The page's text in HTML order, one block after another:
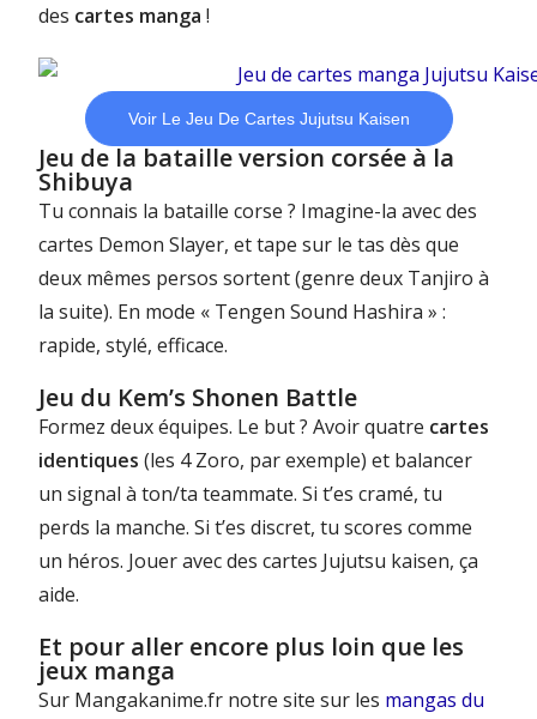
des cartes manga !
Voir Le Jeu De Cartes Jujutsu Kaisen
Jeu de la bataille version corsée à la
Shibuya
Tu connais la bataille corse ? Imagine-la avec des
cartes Demon Slayer, et tape sur le tas dès que
deux mêmes persos sortent (genre deux Tanjiro à
la suite). En mode « Tengen Sound Hashira » :
rapide, stylé, efficace.
Jeu du Kem’s Shonen Battle
Formez deux équipes. Le but ? Avoir quatre cartes
identiques (les 4 Zoro, par exemple) et balancer
un signal à ton/ta teammate. Si t’es cramé, tu
perds la manche. Si t’es discret, tu scores comme
un héros. Jouer avec des cartes Jujutsu kaisen, ça
aide.
Et pour aller encore plus loin que les
jeux manga
Sur Mangakanime.fr notre site sur les mangas du